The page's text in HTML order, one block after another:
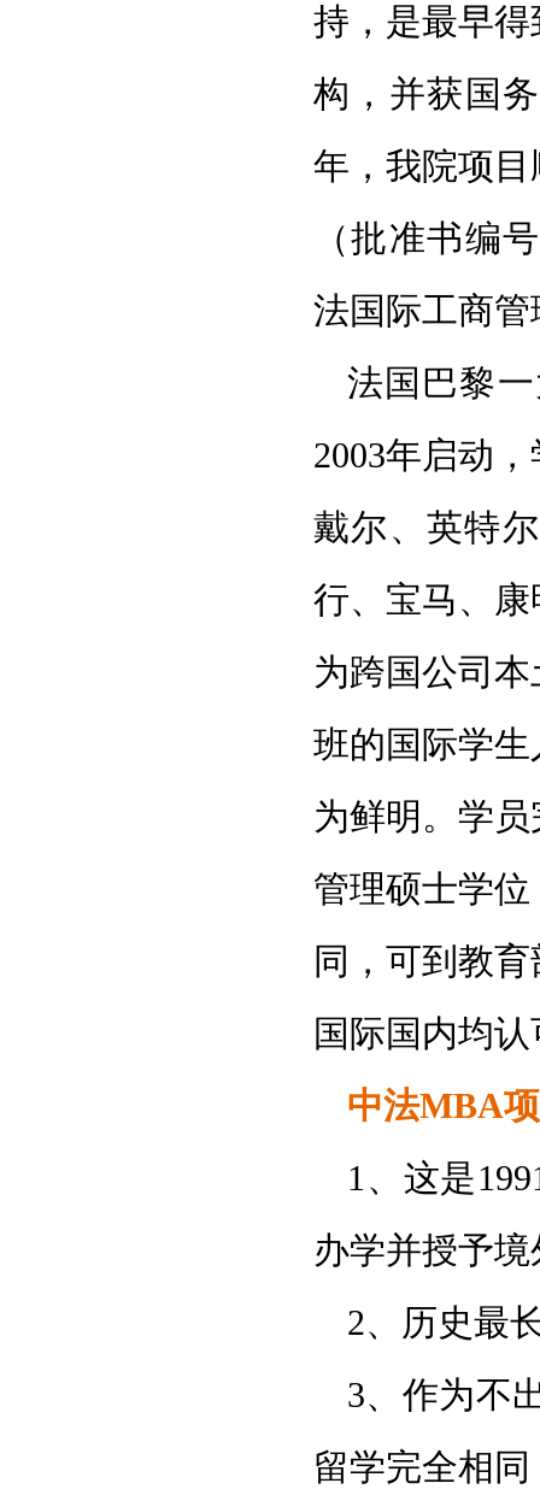
持，是最早
构，并获国
年，我院项
（批准书编
法国际工商
法国巴黎
2003年启动
戴尔、英特
行、宝马、
为跨国公司
班的国际学
为鲜明。学
管理硕士学
同，可到教
国际国内均
中法MBA
1、这是
办学并授予
2、历史最
3、作为不
留学完全相